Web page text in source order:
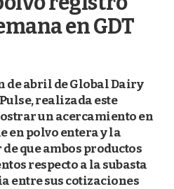
en GDT
de abril de Global Dairy
realizada este
un acercamiento en
en polvo entera y la
que ambos productos
respecto a la subasta
entre sus cotizaciones